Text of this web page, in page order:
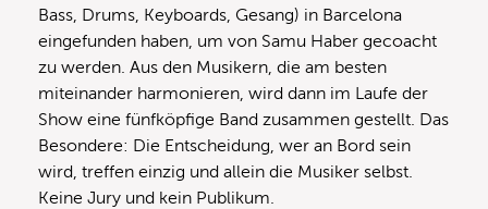
Bass, Drums, Keyboards, Gesang) in Barcelona
eingefunden haben, um von Samu Haber gecoacht
zu werden. Aus den Musikern, die am besten
miteinander harmonieren, wird dann im Laufe der
Show eine fünfköpfige Band zusammen gestellt. Das
Besondere: Die Entscheidung, wer an Bord sein
wird, treffen einzig und allein die Musiker selbst.
Keine Jury und kein Publikum.